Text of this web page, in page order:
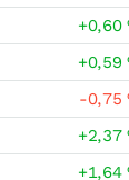
+0,60
+0,59
-0,75
+2,37
+1,64